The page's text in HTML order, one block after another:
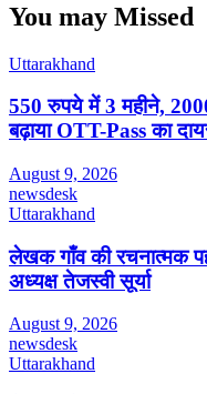
You may Missed
Uttarakhand
550 रुपये में 3 महीने,
बढ़ाया OTT-Pass का
August 9, 2026
newsdesk
Uttarakhand
लेखक गाँव की रचनात्मक
अध्यक्ष तेजस्वी सूर्या
August 9, 2026
newsdesk
Uttarakhand